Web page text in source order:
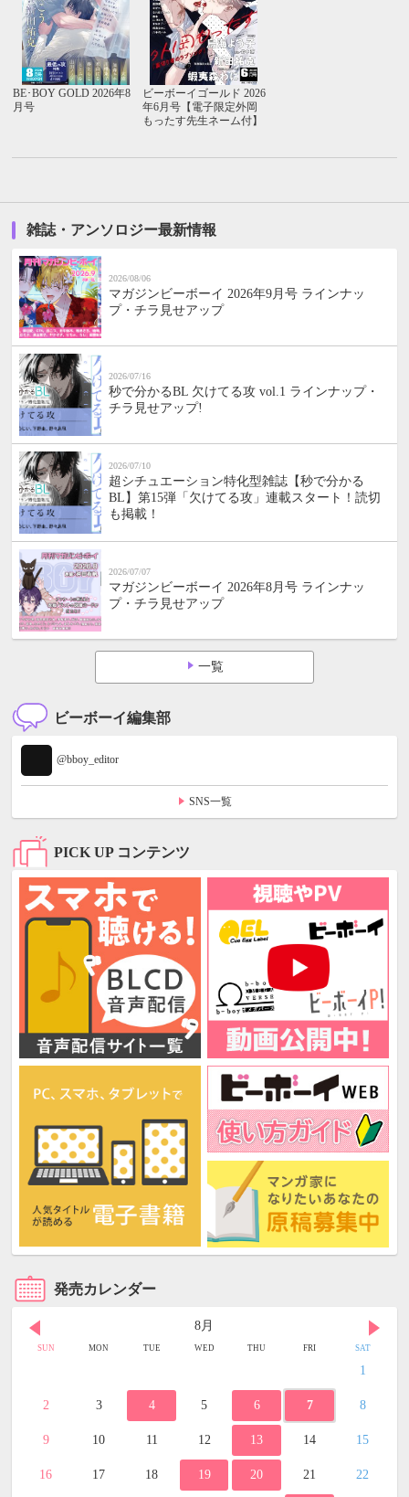
BE･BOY GOLD 2026年8
月号
ビーボーイゴールド 2026
年6月号【電子限定外岡
もったす先生ネーム付】
雑誌・アンソロジー最新情報
2026/08/06
マガジンビーボーイ 2026年9月号 ラインナッ
プ・チラ見せアップ
2026/07/16
秒で分かるBL 欠けてる攻 vol.1 ラインナップ・
チラ見せアップ!
2026/07/10
超シチュエーション特化型雑誌【秒で分かる
BL】第15弾「欠けてる攻」連載スタート！読切
も掲載！
2026/07/07
マガジンビーボーイ 2026年8月号 ラインナッ
プ・チラ見せアップ
一覧
ビーボーイ編集部
@bboy_editor
SNS一覧
PICK UP コンテンツ
発売カレンダー
8月
SUN MON TUE WED THU FRI SAT
1
2 3 4 5 6 7 8
9 10 11 12 13 14 15
16 17 18 19 20 21 22